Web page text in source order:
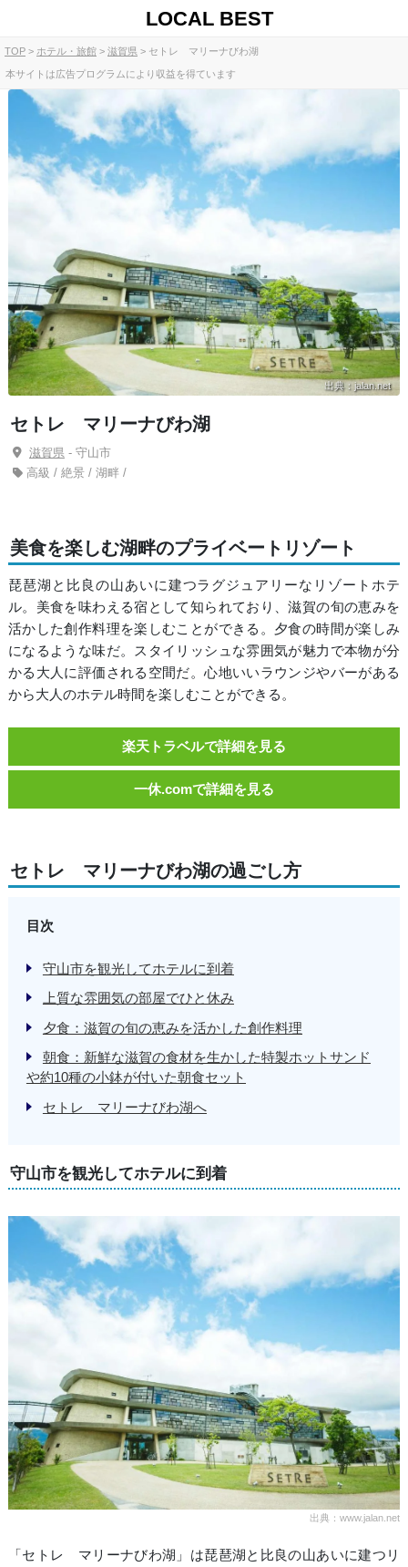
LOCAL BEST
TOP ホテル・旅館 滋賀県 セトレ マリーナびわ湖
本サイトは広告プログラムにより収益を得ています
出典：jalan.net
セトレ マリーナびわ湖
滋賀県- 守山市
高級 / 絶景 / 湖畔 /
美食を楽しむ湖畔のプライベートリゾート
琵琶湖と比良の山あいに建つラグジュアリーなリゾートホテ
ル。美食を味わえる宿として知られており、滋賀の旬の恵みを
活かした創作料理を楽しむことができる。夕食の時間が楽しみ
になるような味だ。スタイリッシュな雰囲気が魅力で本物が分
かる大人に評価される空間だ。心地いいラウンジやバーがある
から大人のホテル時間を楽しむことができる。
楽天トラベルで詳細を見る
一休.comで詳細を見る
セトレ マリーナびわ湖の過ごし方
目次
守山市を観光してホテルに到着
上質な雰囲気の部屋でひと休み
夕食：滋賀の旬の恵みを活かした創作料理
朝食：新鮮な滋賀の食材を生かした特製ホットサンド
や約10種の小鉢が付いた朝食セット
セトレ マリーナびわ湖へ
守山市を観光してホテルに到着
出典：www.jalan.net
「セトレ マリーナびわ湖」は琵琶湖と比良の山あいに建つリ